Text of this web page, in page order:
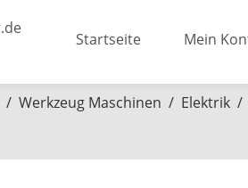
Startseite Mein
Werkzeug Maschinen Elektrik